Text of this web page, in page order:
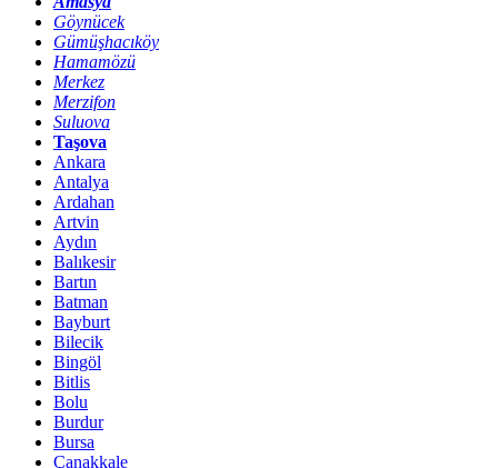
Göynücek
Gümüşhacıköy
Hamamözü
Merkez
Merzifon
Suluova
Taşova
Ankara
Antalya
Ardahan
Artvin
Aydın
Balıkesir
Bartın
Batman
Bayburt
Bilecik
Bingöl
Bitlis
Bolu
Burdur
Bursa
Çanakkale